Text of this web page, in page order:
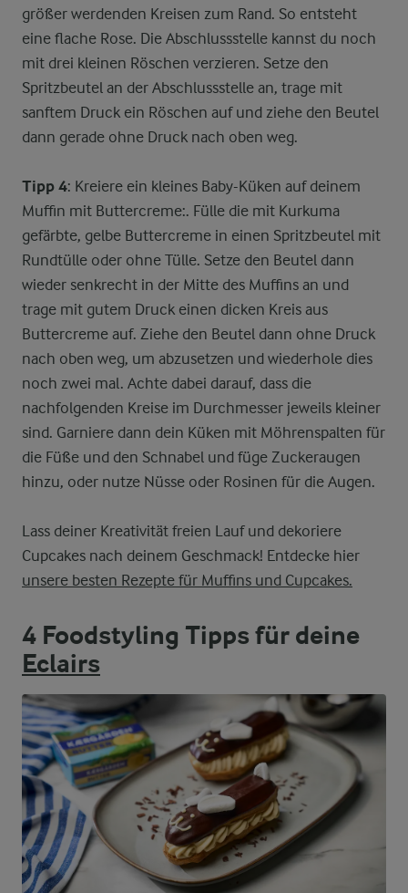
größer werdenden Kreisen zum Rand. So entsteht
eine flache Rose. Die Abschlussstelle kannst du noch
mit drei kleinen Röschen verzieren. Setze den
Spritzbeutel an der Abschlussstelle an, trage mit
sanftem Druck ein Röschen auf und ziehe den Beutel
dann gerade ohne Druck nach oben weg.
Tipp 4: Kreiere ein kleines Baby-Küken auf deinem
Muffin mit Buttercreme:. Fülle die mit Kurkuma
gefärbte, gelbe Buttercreme in einen Spritzbeutel mit
Rundtülle oder ohne Tülle. Setze den Beutel dann
wieder senkrecht in der Mitte des Muffins an und
trage mit gutem Druck einen dicken Kreis aus
Buttercreme auf. Ziehe den Beutel dann ohne Druck
nach oben weg, um abzusetzen und wiederhole dies
noch zwei mal. Achte dabei darauf, dass die
nachfolgenden Kreise im Durchmesser jeweils kleiner
sind. Garniere dann dein Küken mit Möhrenspalten für
die Füße und den Schnabel und füge Zuckeraugen
hinzu, oder nutze Nüsse oder Rosinen für die Augen.
Lass deiner Kreativität freien Lauf und dekoriere
Cupcakes nach deinem Geschmack! Entdecke hier
unsere besten Rezepte für Muffins und Cupcakes.
4 Foodstyling Tipps für deine
Eclairs